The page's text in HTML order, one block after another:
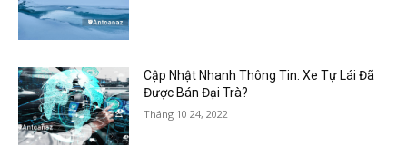
Cập Nhật Nhanh Thông Tin: Xe Tự Lái Đã
Được Bán Đại Trà?
Tháng 10 24, 2022